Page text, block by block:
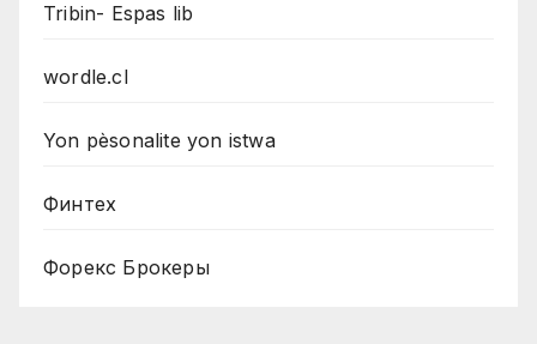
Tribin- Espas lib
wordle.cl
Yon pèsonalite yon istwa
Финтех
Форекс Брокеры